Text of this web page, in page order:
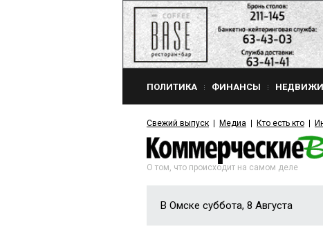
ПОЛИТИКА ФИНАНСЫ
Свежий выпуск Медиа Кто есть кто
О том, что происходит на самом деле
В Омске суббота, 8 Августа